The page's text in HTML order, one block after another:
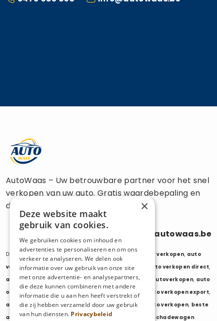
AutoWaas – Uw betrouwbare partner voor het snel
verkopen van uw auto. Gratis waardebepaling en
directe uitbetaling.
info@autowaas.be
Diensten: auto verkopen auto export verkopen, auto
verkopen export,auto verkopen zonder keuring auto verkopen direct,
auto tweedehands verkopen,mijn auto verkopen autoverkopen, auto
opkopers
opkoper auto , export auto verkopen auto verkopen export,
auto opkoper export,opkopen van auto's,oude auto verkopen, beste
auto opkoper,wij kopen auto's,wij kopen uw auto schadewagen
×
Deze website maakt
gebruik van cookies.
We gebruiken cookies om inhoud en
advertenties te personaliseren en om ons
verkeer te analyseren. We delen ook
informatie over uw gebruik van onze site
met onze advertentie- en analysepartners,
die deze kunnen combineren met andere
informatie die u aan hen heeft verstrekt of
die zij hebben verzameld door uw gebruik
van hun diensten. Privacybeleid